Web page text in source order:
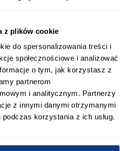
z plików cookie
do spersonalizowania treści i
społecznościowe i analizować
o tym, jak korzystasz z
partnerom
i analitycznym. Partnerzy
z innymi danymi otrzymanymi
korzystania z ich usług.